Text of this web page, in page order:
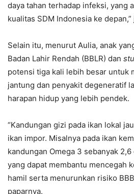
daya tahan terhadap infeksi, yang
kualitas SDM Indonesia ke
Selain itu, menurut Aulia, anak
Badan Lahir Rendah (BBLR) dan
potensi tiga kali lebih besar untuk
jantung dan penyakit degeneratif
harapan hidup yang lebih pendek.
“Kandungan gizi pada ikan lokal
ikan impor. Misalnya pada ikan
kandungan Omega 3 sebanyak
yang dapat membantu mencegah
hamil serta menurunkan risiko
paparnya.